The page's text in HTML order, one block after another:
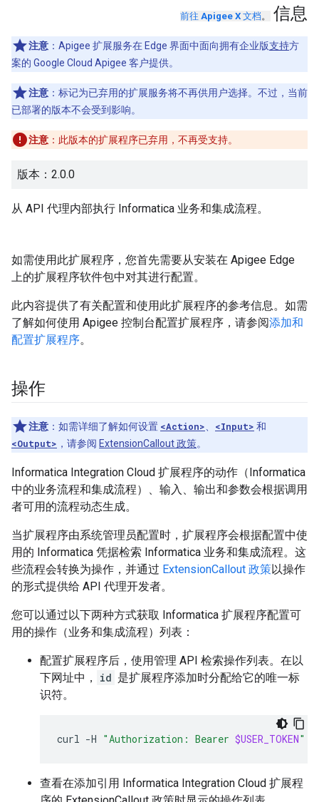
前往 Apigee X 文档。 信息
注意 ：Apigee 扩展服务在 Edge 界面中面向拥有企业版支持方
案的 Google Cloud Apigee 客户提供。
注意 ：标记为已弃用的扩展服务将不再供用户选择。不过，当前
已部署的版本不会受到影响。
注意 ：此版本的扩展程序已弃用，不再受支持。
版本：2.0.0
从 API 代理内部执行 Informatica 业务和集成流程。
如需使用此扩展程序，您首先需要从安装在 Apigee Edge
上的扩展程序软件包中对其进行配置。
此内容提供了有关配置和使用此扩展程序的参考信息。如需
了解如何使用 Apigee 控制台配置扩展程序，请参阅添加和
配置扩展程序。
操作
注意 ：如需详细了解如何设置 <Action> <Input> 和
<Output> ，请参阅 ExtensionCallout 政策。
Informatica Integration Cloud 扩展程序的动作（Informatica
中的业务流程和集成流程）、输入、输出和参数会根据调用
者可用的流程动态生成。
当扩展程序由系统管理员配置时，扩展程序会根据配置中使
用的 Informatica 凭据检索 Informatica 业务和集成流程。这
些流程会转换为操作，并通过 ExtensionCallout 政策以操作
的形式提供给 API 代理开发者。
您可以通过以下两种方式获取 Informatica 扩展程序配置可
用的操作（业务和集成流程）列表：
配置扩展程序后，使用管理 API 检索操作列表。在以
下网址中，
id 是扩展程序添加时分配给它的唯一标
识符。
curl -H "Authorization: Bearer $USER_TOKEN"
查看在添加引用 Informatica Integration Cloud 扩展程